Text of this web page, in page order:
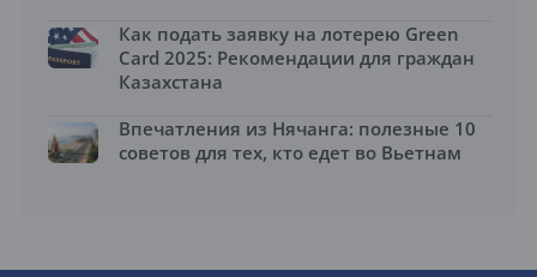
Как подать заявку на лотерею Green
Card 2025: Рекомендации для граждан
Казахстана
Впечатления из Нячанга: полезные 10
советов для тех, кто едет во Вьетнам